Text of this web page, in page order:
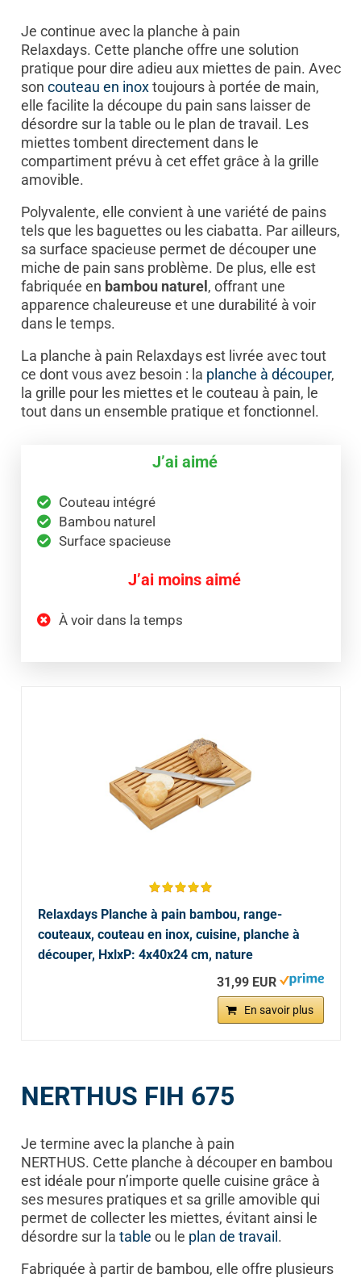
Je continue avec la planche à pain
Relaxdays. Cette planche offre une solution
pratique pour dire adieu aux miettes de pain. Avec
son couteau en inoxtoujours à portée de main,
elle facilite la découpe du pain sans laisser de
désordre sur la table ou le plan de travail. Les
miettes tombent directement dans le
compartiment prévu à cet effet grâce à la grille
amovible.
Polyvalente, elle convient à une variété de pains
tels que les baguettes ou les ciabatta. Par ailleurs,
sa surface spacieuse permet de découper une
miche de pain sans problème. De plus, elle est
fabriquée en bambou naturel, offrant une
apparence chaleureuse et une durabilité à voir
dans le temps.
La planche à pain Relaxdays est livrée avec tout
ce dont vous avez besoin : la planche à découper,
la grille pour les miettes et le couteau à pain, le
tout dans un ensemble pratique et fonctionnel.
J’ai aimé
Couteau intégré
Bambou naturel
Surface spacieuse
J’ai moins aimé
À voir dans la temps
Relaxdays Planche à pain bambou, range-
couteaux, couteau en inox, cuisine, planche à
découper, HxlxP: 4x40x24 cm, nature
31,99 EUR
En savoir plus
NERTHUS FIH 675
Je termine avec la planche à pain
NERTHUS. Cette planche à découper en bambou
est idéale pour n’importe quelle cuisine grâce à
ses mesures pratiques et sa grille amovible qui
permet de collecter les miettes, évitant ainsi le
désordre sur la table ou le plan de travail .
Fabriquée à partir de bambou, elle offre plusieurs